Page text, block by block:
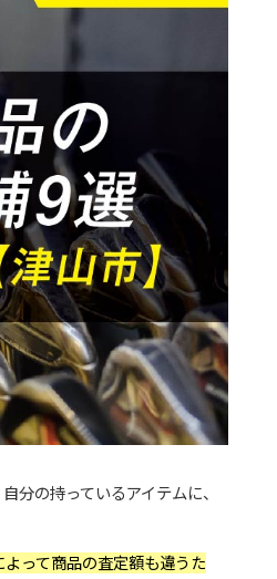
分の持っているアイテムに、
って商品の査定額も違うた